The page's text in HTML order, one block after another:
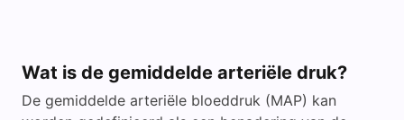
Wat is de gemiddelde arteriële druk?
De gemiddelde arteriële bloeddruk (MAP) kan